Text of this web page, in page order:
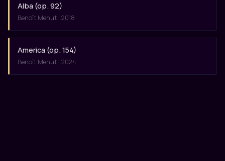
Alba (op. 92)
Benoît Menut · 2018
America (op. 154)
Benoît Menut · 2024